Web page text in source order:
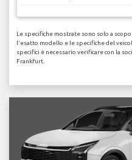
Le specifiche mostrate sono solo a
l'esatto modello e le specifiche del
specifici è necessario verificare con la
Frankfurt.